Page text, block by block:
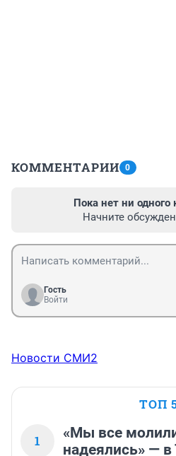
КОММЕНТАРИИ 0
Пока нет ни одного
Начните
Гость
Войти
Новости СМИ2
ТОП
1
«Мы все
надеялись» —